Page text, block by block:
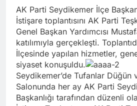
AK Parti Seydikemer İlçe
İstişare toplantısını AK Parti
Genel Başkan Yardımcısı
katılımıyla gerçekleşti.
İlçesinde yapılan hizmetler,
siyaset konuşuldu.
Seydikemer’de Tufanlar Düğün
Salonunda her ay AK Parti
Başkanlığı tarafından düzenli